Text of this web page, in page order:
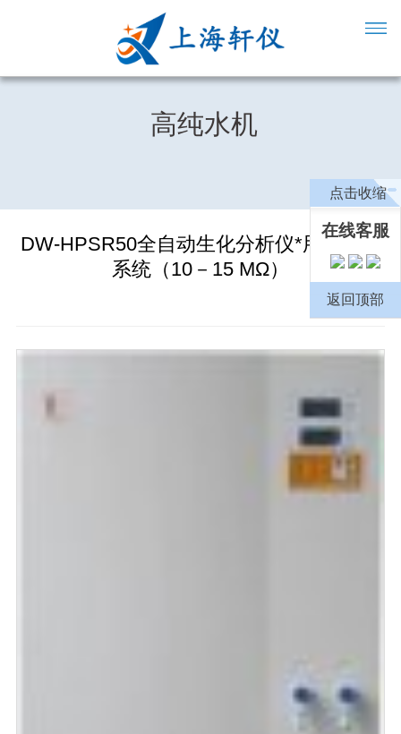
高纯水机
DW-HPSR50全自动生化分析仪*用超纯水
系统（10－15 MΩ）
点击收缩
在线客服
返回顶部